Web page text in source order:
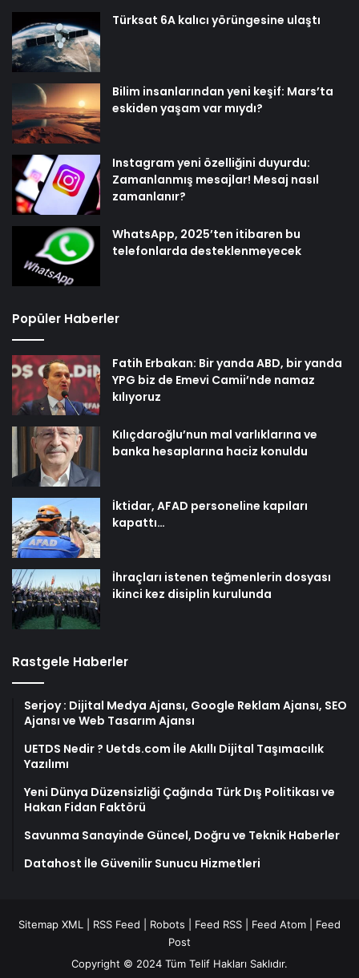
Türksat 6A kalıcı yörüngesine ulaştı
Bilim insanlarından yeni keşif: Mars’ta
eskiden yaşam var mıydı?
Instagram yeni özelliğini duyurdu:
Zamanlanmış mesajlar! Mesaj nasıl
zamanlanır?
WhatsApp, 2025’ten itibaren bu
telefonlarda desteklenmeyecek
Popüler Haberler
Fatih Erbakan: Bir yanda ABD, bir yanda
YPG biz de Emevi Camii’nde namaz
kılıyoruz
Kılıçdaroğlu’nun mal varlıklarına ve
banka hesaplarına haciz konuldu
İktidar, AFAD personeline kapıları
kapattı…
İhraçları istenen teğmenlerin dosyası
ikinci kez disiplin kurulunda
Rastgele Haberler
Serjoy : Dijital Medya Ajansı, Google Reklam Ajansı, SEO
Ajansı ve Web Tasarım Ajansı
UETDS Nedir ? Uetds.com İle Akıllı Dijital Taşımacılık
Yazılımı
Yeni Dünya Düzensizliği Çağında Türk Dış Politikası ve
Hakan Fidan Faktörü
Savunma Sanayinde Güncel, Doğru ve Teknik Haberler
Datahost İle Güvenilir Sunucu Hizmetleri
Sitemap XML RSS Feed Robots Feed RSS Feed Atom
Feed
Post
Copyright © 2024 Tüm Telif Hakları Saklıdır.